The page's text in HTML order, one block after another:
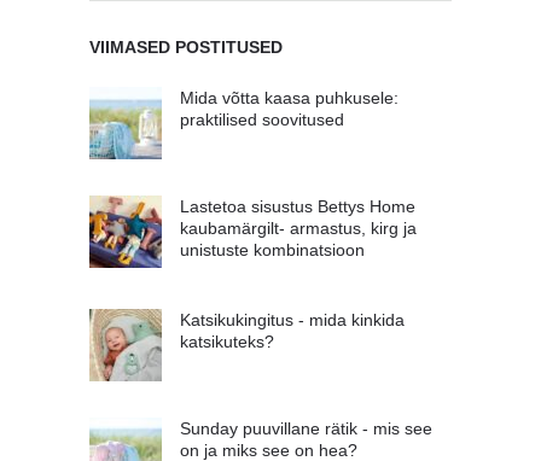
VIIMASED POSTITUSED
Mida võtta kaasa puhkusele:
praktilised soovitused
Lastetoa sisustus Bettys Home
kaubamärgilt- armastus, kirg ja
unistuste kombinatsioon
Katsikukingitus - mida kinkida
katsikuteks?
Sunday puuvillane rätik - mis see
on ja miks see on hea?